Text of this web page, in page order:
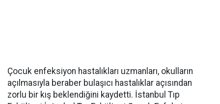
Çocuk enfeksiyon hastalıkları uzmanları, okulların
açılmasıyla beraber bulaşıcı hastalıklar açısından
zorlu bir kış beklendiğini kaydetti. İstanbul Tıp